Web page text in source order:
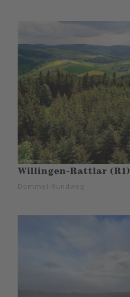
Willingen-Rattlar (R1)
Dommel-Rundweg